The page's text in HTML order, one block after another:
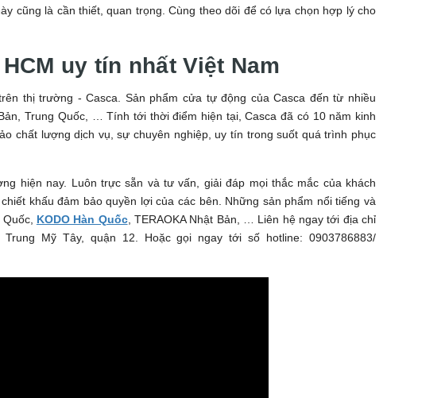
cũng là cần thiết, quan trọng. Cùng theo dõi để có lựa chọn hợp lý cho
uy tín nhất Việt Nam
thị trường - Casca. Sản phẩm cửa tự động của Casca đến từ nhiều
Trung Quốc, … Tính tới thời điểm hiện tại, Casca đã có 10 năm kinh
chất lượng dịch vụ, sự chuyên nghiệp, uy tín trong suốt quá trình phục
hiện nay. Luôn trực sẵn và tư vấn, giải đáp mọi thắc mắc của khách
khấu đảm bảo quyền lợi của các bên. Những sản phẩm nổi tiếng và
KODO Hàn Quốc, TERAOKA Nhật Bản, … Liên hệ ngay tới địa chỉ
Mỹ Tây, quận 12. Hoặc gọi ngay tới số hotline: 0903786883/